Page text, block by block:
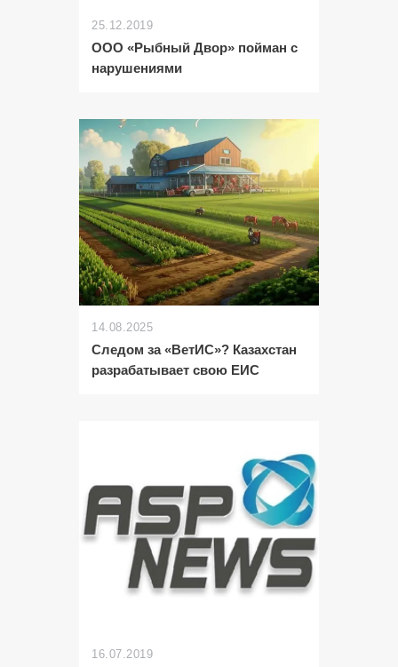
25.12.2019
ООО «Рыбный Двор» пойман с
нарушениями
14.08.2025
Следом за «ВетИС»? Казахстан
разрабатывает свою ЕИС
16.07.2019